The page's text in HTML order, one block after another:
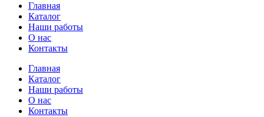
Главная
Каталог
Наши работы
О нас
Контакты
Главная
Каталог
Наши работы
О нас
Контакты